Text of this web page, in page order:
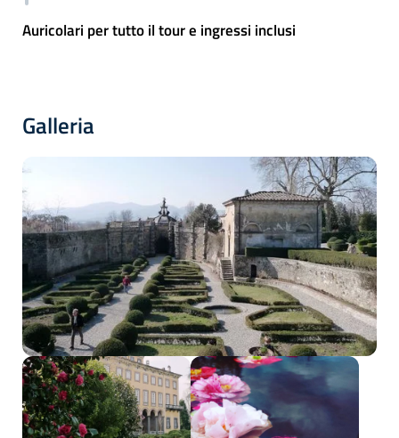
Auricolari per tutto il tour e ingressi inclusi
Galleria